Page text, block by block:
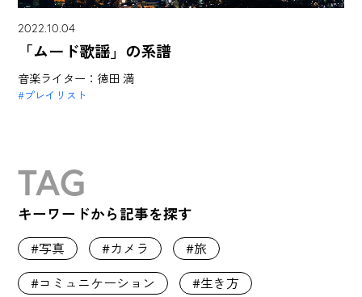
2022.10.04
「ムード歌謡」の系譜
音楽ライター：徳田 満
プレイリスト
TAG
キーワードから記事を探す
写真 カメラ 旅
コミュニケーション 生き方